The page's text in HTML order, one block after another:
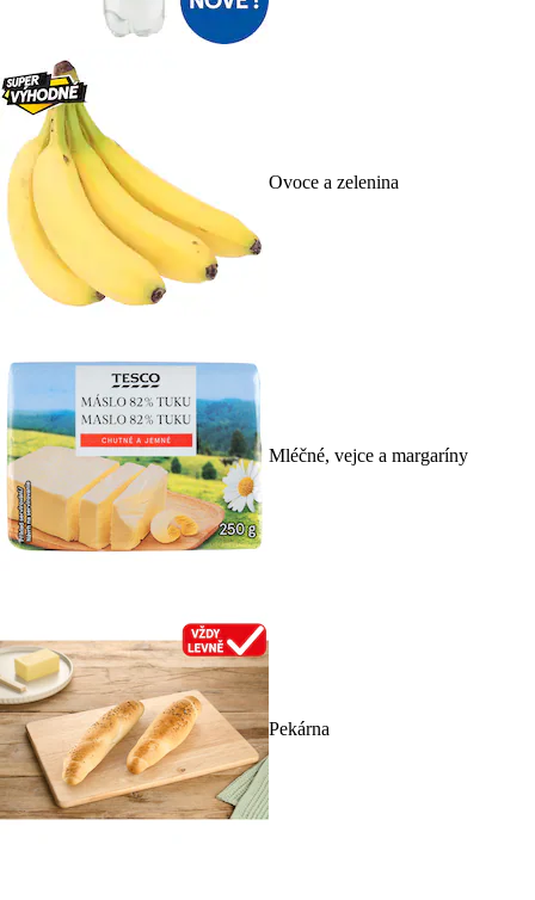
Ovoce a zelenina
Mléčné, vejce a margaríny
Pekárna